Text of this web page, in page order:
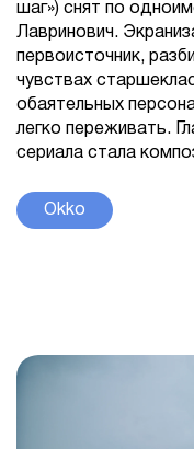
шаг») снят по
Лавринович.
первоисточник,
чувствах
обаятельных
легко переживать.
сериала стала
Okko